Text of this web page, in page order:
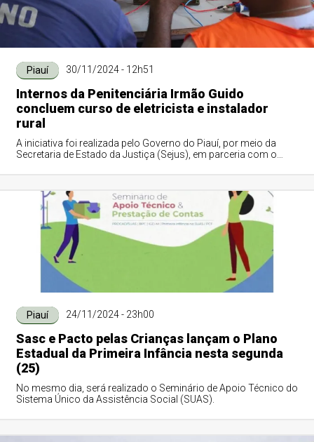
Piauí 30/11/2024 - 12h51
Internos da Penitenciária Irmão Guido
concluem curso de eletricista e instalador
rural
A iniciativa foi realizada pelo Governo do Piauí, por meio da
Secretaria de Estado da Justiça (Sejus), em parceria com o
Piauí 24/11/2024 - 23h00
Sasc e Pacto pelas Crianças lançam o Plano
Estadual da Primeira Infância nesta segunda
(25)
No mesmo dia, será realizado o Seminário de Apoio Técnico do
Sistema Único da Assistência Social (SUAS).